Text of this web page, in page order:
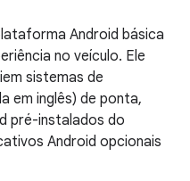
Android básica
no veículo. Ele
sistemas de
em inglês) de ponta,
pré-instalados do
Android opcionais